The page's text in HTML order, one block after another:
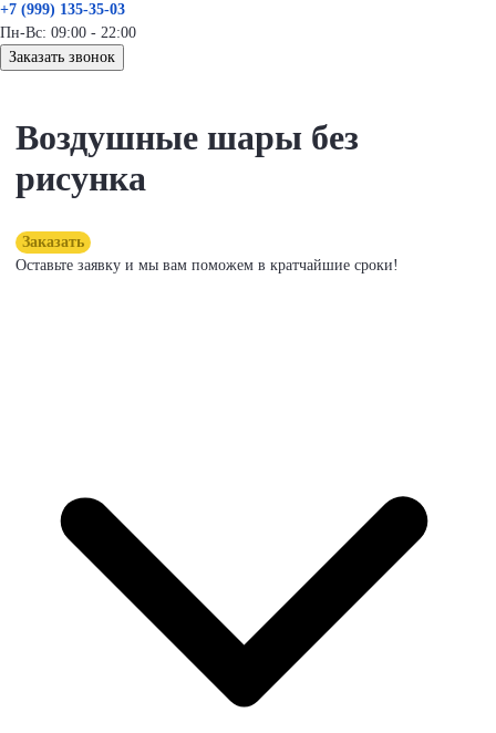
+7 (999) 135-35-03
Пн-Вс: 09:00 - 22:00
Заказать звонок
Воздушные шары без
рисунка
Заказать
Оставьте заявку и мы вам поможем в кратчайшие сроки!